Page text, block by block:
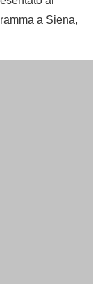
a Siena,